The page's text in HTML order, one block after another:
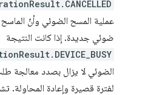
عملية المسح الضوئي وأنّ
ضوئي جديدة. إذا كانت النتيجة
الضوئي لا يزال بصدد معالجة طلب
لفترة قصيرة وإعادة المحاولة.